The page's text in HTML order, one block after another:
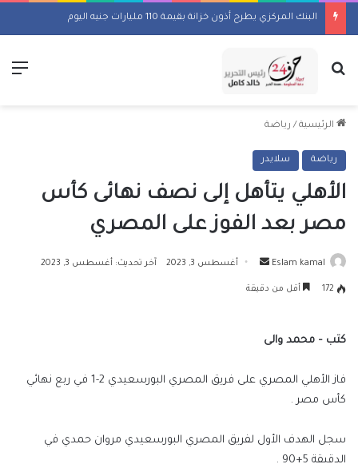
البنك المركزي يطرح أذون خزانة بقيمة 110 مليارات جنيه اليوم
بحث عن
الرئيسية / رياضة
رياضة سلايدر
الأهلي يتأهل إلى نصف نهائى كأس
مصر بعد الفوز على المصري
Eslam kamal
أرسل أغسطس 3, 2023 آخر تحديث: أغسطس 3, 2023
172 أقل من دقيقة
كتب – محمد والى
فاز الأهلي المصري على فريق المصري البورسعيدي 2-1 في ربع نهائي
كأس مصر .
سجل الهدف الأول لفريق المصري البورسعيدي مروان حمدي في
الدقيقة 5+90 .